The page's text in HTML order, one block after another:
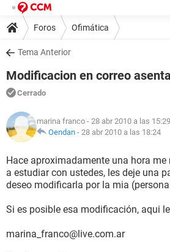
Foros Ofimática
Tema Anterior
Modificacion en correo
Cerrado
marina franco - 28 abr 2010 a las 15:29
Oendan - 28 abr 2010 a las 18:24
Hace aproximadamente una hora
a estudiar con ustedes, les deje una
deseo modificarla por la mia
Si es posible esa modificación, aqui
marina_franco@live.com.ar